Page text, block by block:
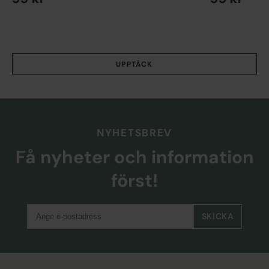
UPPTÄCK
NYHETSBREV
Få nyheter och information
först!
SKICKA